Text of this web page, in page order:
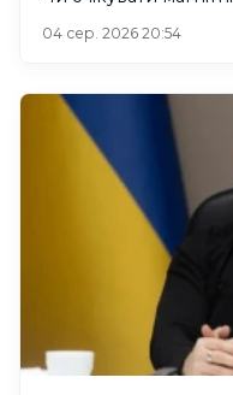
04 сер. 2026 20:54